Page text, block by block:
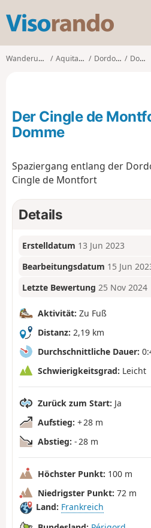
s
o
o
Wanderungen Aquitanien Dordogne Domme
Der Cingle de
Domme
Spaziergang entlang der
Cingle de Montfort
Details
Erstelldatum 13 Jun 2023
Bearbeitungsdatum 15 Jun
Letzte Bewertung 25 Nov 2024
Aktivität: Zu Fuß
Distanz: 2,19 km
Durchschnittliche Dauer:
Schwierigkeitsgrad: Leicht
Zurück zum Start: Ja
Aufstieg: + 28 m
Abstieg: - 28 m
Höchster Punkt: 100 m
Niedrigster Punkt: 72 m
Land: Frankreich